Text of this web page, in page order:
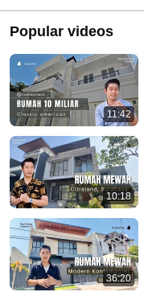
Popular videos
11:42
10:18
36:20